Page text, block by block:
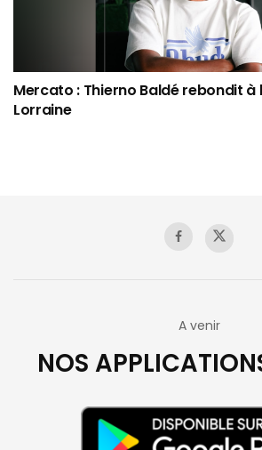
Mercato : Thierno Baldé rebondit à
Lorraine
A venir
NOS